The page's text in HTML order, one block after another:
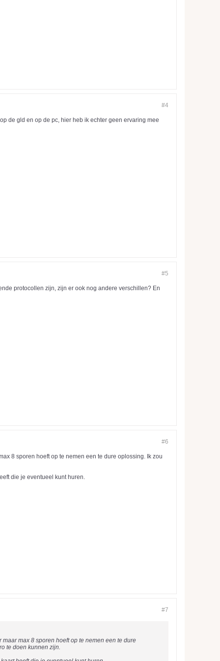
#4
de gld en op de pc, hier heb ik echter geen ervaring mee
#5
protocollen zijn, zijn er ook nog andere verschillen? En
#6
8 sporen hoeft op te nemen een te dure oplossing. Ik zou
die je eventueel kunt huren.
#7
max 8 sporen hoeft op te nemen een te dure
te doen kunnen zijn.